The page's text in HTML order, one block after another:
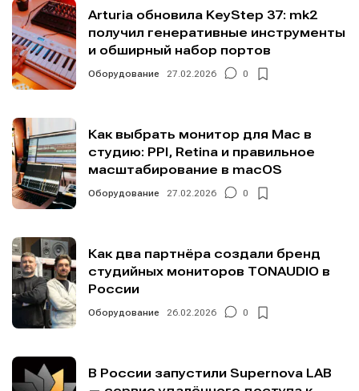
Arturia обновила KeyStep 37: mk2
получил генеративные инструменты
и обширный набор портов
Оборудование 27.02.2026 0
Как выбрать монитор для Mac в
студию: PPI, Retina и правильное
масштабирование в macOS
Оборудование 27.02.2026 0
Как два партнёра создали бренд
студийных мониторов TONAUDIO в
России
Оборудование 26.02.2026 0
В России запустили Supernova LAB